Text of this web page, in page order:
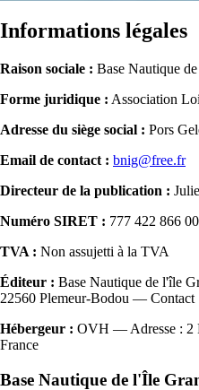
Informations légales
Raison sociale : Base Nautique
Forme juridique : Association
Adresse du siège social : Pors
Email de contact : bnig@free.fr
Directeur de la publication :
Numéro SIRET : 777 422 866
TVA : Non assujetti à la TVA
Éditeur : Base Nautique de l'île
22560 Plemeur-Bodou — Contact
Hébergeur : OVH — Adresse : 2
France
Base Nautique de l'Île